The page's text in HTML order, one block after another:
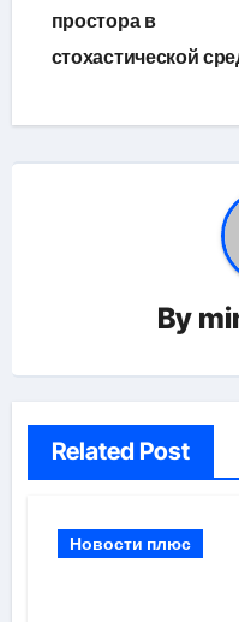
простора в
стохастической
By
Related Post
Новости плюс